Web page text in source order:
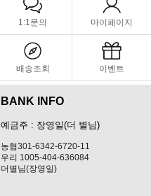
1:1문의 마이페이지
배송조회 이벤트
BANK INFO
예금주 : 장영일(더 별님)
농협301-6342-6720-11
우리 1005-404-636084
더별님(장영일)